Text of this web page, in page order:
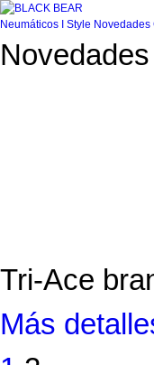
Neumáticos I Style Novedades
Novedades
Tri-Ace
Más